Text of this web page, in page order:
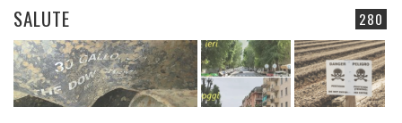
280
SALUTE